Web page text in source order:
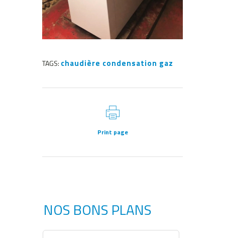
TAGS: chaudière condensation gaz
Print page
NOS BONS PLANS